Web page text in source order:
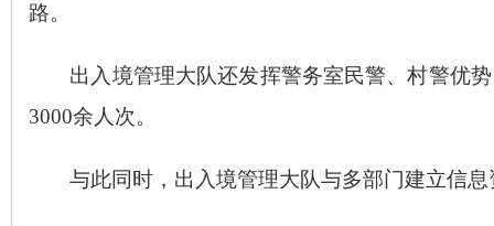
路。
出入境管理大队还发挥警务室民警、村警优
3000余人次。
与此同时，出入境管理大队与多部门建立信